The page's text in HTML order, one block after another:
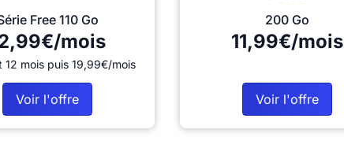
Free 110 Go
mois
12 mois puis 19,99€/mois
Voir l'offre
200 Go
11,99€/mois
Voir l'offre